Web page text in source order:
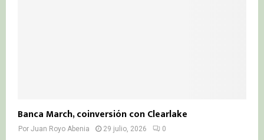
Banca March, coinversión con Clearlake
Por Juan Royo Abenia 29 julio, 2026 0